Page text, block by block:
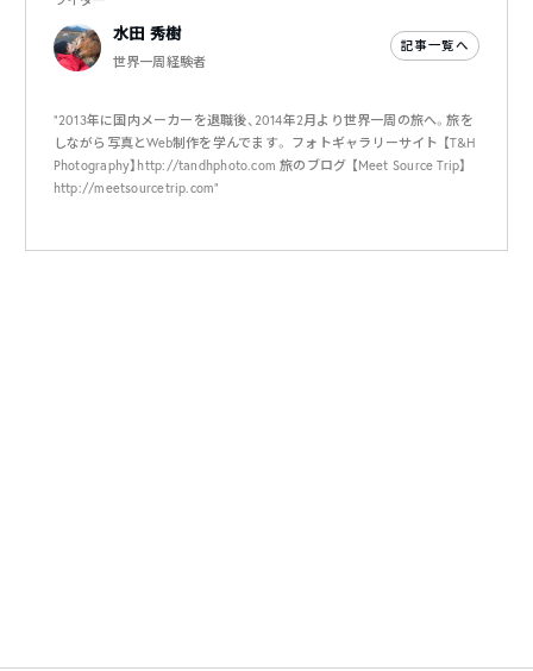
水田 秀樹
世界一周経験者
記事一覧へ
"2013年に国内メーカーを退職後、2014年2月より世界一周の旅へ。旅を
しながら写真とWeb制作を学んでます。 フォトギャラリーサイト 【T&H
Photography】http://tandhphoto.com 旅のブログ 【Meet Source Trip】
http://meetsourcetrip.com"